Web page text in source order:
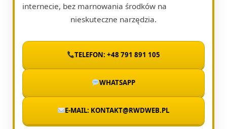
internecie, bez marnowania środków na
nieskuteczne narzędzia.
TELEFON: +48 791 891 105
WHATSAPP
E-MAIL: KONTAKT@RWDWEB.PL